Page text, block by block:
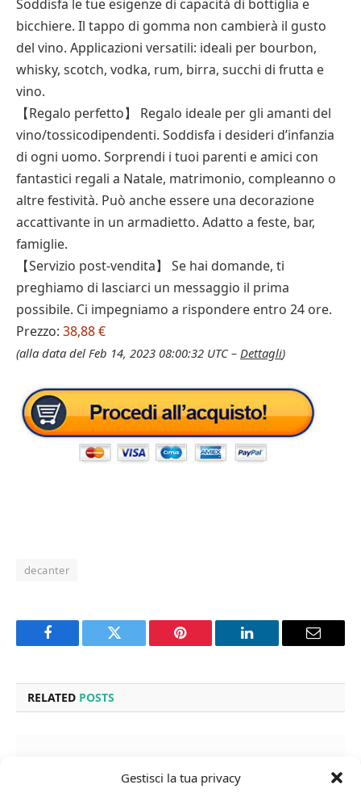
Gestisci la tua privacy
Soddisfa le tue esigenze di capacità di bottiglia e
bicchiere. Il tappo di gomma non cambierà il gusto
del vino. Applicazioni versatili: ideali per bourbon,
whisky, scotch, vodka, rum, birra, succhi di frutta e
vino.
【Regalo perfetto】 Regalo ideale per gli amanti del
vino/tossicodipendenti. Soddisfa i desideri d’infanzia
di ogni uomo. Sorprendi i tuoi parenti e amici con
fantastici regali a Natale, matrimonio, compleanno o
altre festività. Può anche essere una decorazione
accattivante in un armadietto. Adatto a feste, bar,
famiglie.
【Servizio post-vendita】 Se hai domande, ti
preghiamo di lasciarci un messaggio il prima
possibile. Ci impegniamo a rispondere entro 24 ore.
Prezzo: 38,88 €
(alla data del Feb 14, 2023 08:00:32 UTC – Dettagli)
decanter
Facebook Twitter Pinterest LinkedIn Email
RELATED POSTS